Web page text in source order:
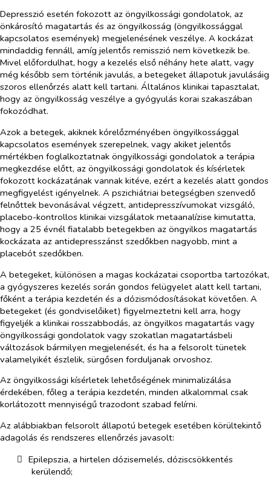
Depresszió esetén fokozott az öngyilkossági gondolatok, az
önkárosító magatartás és az öngyilkosság (öngyilkossággal
kapcsolatos események) megjelenésének veszélye. A kockázat
mindaddig fennáll, amíg jelentős remisszió nem következik be.
Mivel előfordulhat, hogy a kezelés első néhány hete alatt, vagy
még később sem történik javulás, a betegeket állapotuk javulásáig
szoros ellenőrzés alatt kell tartani. Általános klinikai tapasztalat,
hogy az öngyilkosság veszélye a gyógyulás korai szakaszában
fokozódhat.
Azok a betegek, akiknek kórelőzményében öngyilkossággal
kapcsolatos események szerepelnek, vagy akiket jelentős
mértékben foglalkoztatnak öngyilkossági gondolatok a terápia
megkezdése előtt, az öngyilkossági gondolatok és kísérletek
fokozott kockázatának vannak kitéve, ezért a kezelés alatt gondos
megfigyelést igényelnek. A pszichiátriai betegségben szenvedő
felnőttek bevonásával végzett, antidepresszívumokat vizsgáló,
placebo-kontrollos klinikai vizsgálatok metaanalízise kimutatta,
hogy a 25 évnél fiatalabb betegekben az öngyilkos magatartás
kockázata az antidepresszánst szedőkben nagyobb, mint a
placebót szedőkben.
A betegeket, különösen a magas kockázatai csoportba tartozókat,
a gyógyszeres kezelés során gondos felügyelet alatt kell tartani,
főként a terápia kezdetén és a dózismódosításokat követően. A
betegeket (és gondviselőiket) figyelmeztetni kell arra, hogy
figyeljék a klinikai rosszabbodás, az öngyilkos magatartás vagy
öngyilkossági gondolatok vagy szokatlan magatartásbeli
változások bármilyen megjelenését, és ha a felsorolt tünetek
valamelyikét észlelik, sürgősen forduljanak orvoshoz.
Az öngyilkossági kísérletek lehetőségének minimalizálása
érdekében, főleg a terápia kezdetén, minden alkalommal csak
korlátozott mennyiségű trazodont szabad felírni.
Az alábbiakban felsorolt állapotú betegek esetében körültekintő
adagolás és rendszeres ellenőrzés javasolt:
​ Epilepszia, a hirtelen dózisemelés, dóziscsökkentés
kerülendő;